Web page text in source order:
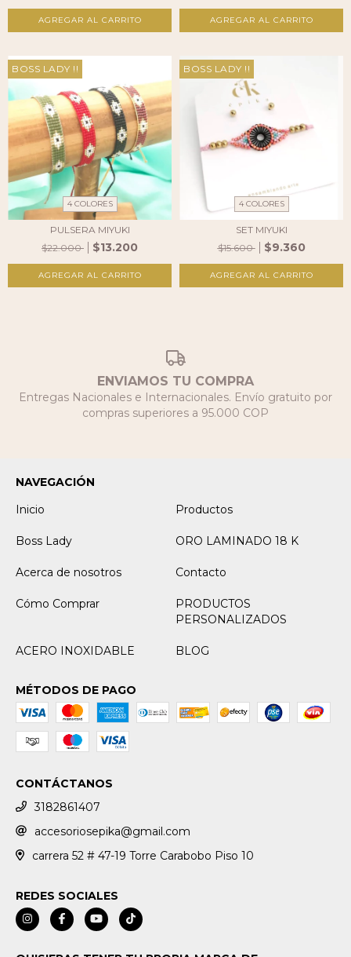
AGREGAR AL CARRITO
BOSS LADY !!
4 COLORES
PULSERA MIYUKI
$22.000
$13.200
AGREGAR AL CARRITO
BOSS LADY !!
4 COLORES
SET MIYUKI
$15.600
$9.360
AGREGAR AL CARRITO
ENVIAMOS TU COMPRA
Entregas Nacionales e Internacionales. Envío gratuito por
compras superiores a 95.000 COP
NAVEGACIÓN
Inicio
Productos
Boss Lady ORO LAMINADO 18 K
Acerca de nosotros Contacto
Cómo Comprar
PRODUCTOS
PERSONALIZADOS
ACERO INOXIDABLE BLOG
MÉTODOS DE PAGO
CONTÁCTANOS
3182861407
accesoriosepika@gmail.com
carrera 52 # 47-19 Torre Carabobo Piso 10
REDES SOCIALES